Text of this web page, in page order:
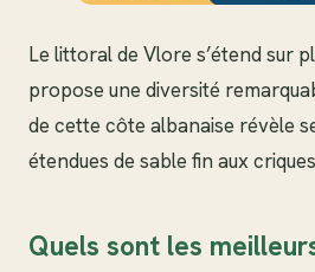
Le littoral de Vlore s’étend sur
propose une diversité
de cette côte albanaise révèle
étendues de sable fin aux
Quels sont les